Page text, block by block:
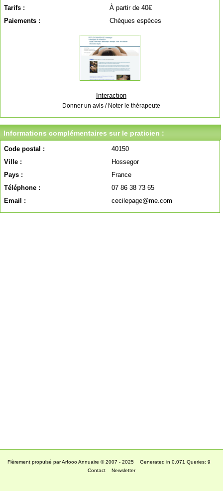
Tarifs :
À partir de 40€
Paiements :
Chèques espèces
Interaction
Donner un avis / Noter le thérapeute
Informations complémentaires sur le praticien :
Code postal :
40150
Ville :
Hossegor
Pays :
France
Téléphone :
07 86 38 73 65
Email :
cecilepage@me.com
Fièrement propulsé par Arfooo Annuaire © 2007 - 2025 Generated in 0.071 Queries: 9
Contact
Newsletter